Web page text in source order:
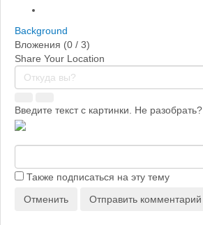
Background
Вложения (0 / 3)
Share Your Location
Введите текст с картинки. Не разобрать?
Также подписаться на эту тему
Отменить
Отправить комментарий